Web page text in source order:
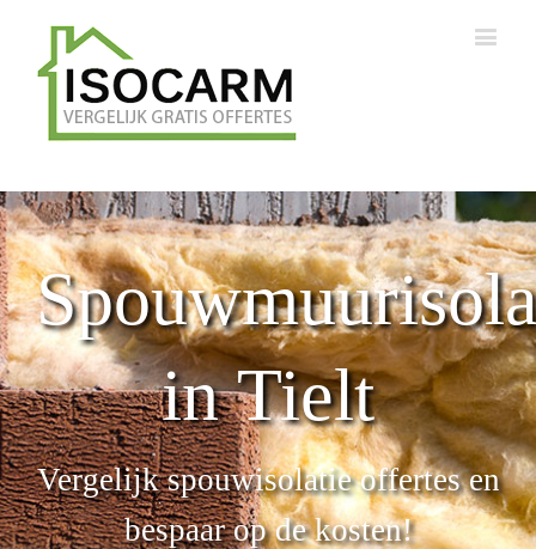
in Tielt
Vergelijk spouwisolatie offertes en
bespaar op de kosten!